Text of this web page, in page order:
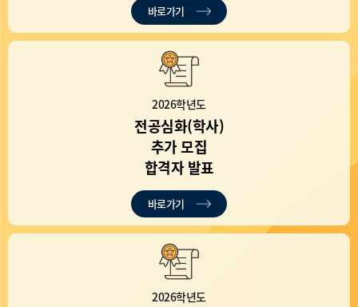
바로가기
2026학년도
전공심화(학사)
추가 모집
합격자 발표
바로가기
2026학년도